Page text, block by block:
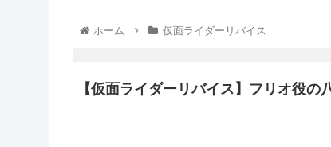
ホーム 仮面ライダーリバイス
【仮面ライダーリバイス】フリオ役